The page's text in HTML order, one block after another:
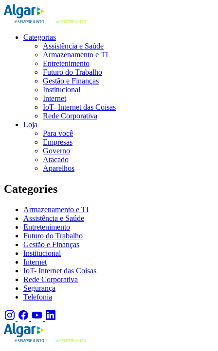
Categorias
Assistência e Saúde
Armazenamento e TI
Entretenimento
Futuro do Trabalho
Gestão e Finanças
Institucional
Internet
IoT- Internet das Coisas
Rede Corporativa
Loja
Para você
Empresas
Governo
Atacado
Aparelhos
Categories
Armazenamento e TI
Assistência e Saúde
Entretenimento
Futuro do Trabalho
Gestão e Finanças
Institucional
Internet
IoT- Internet das Coisas
Rede Corporativa
Segurança
Telefonia